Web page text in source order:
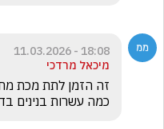
18:08 - 11.03.2026
מיכאל מרדכי
כמה עשרות בנינים